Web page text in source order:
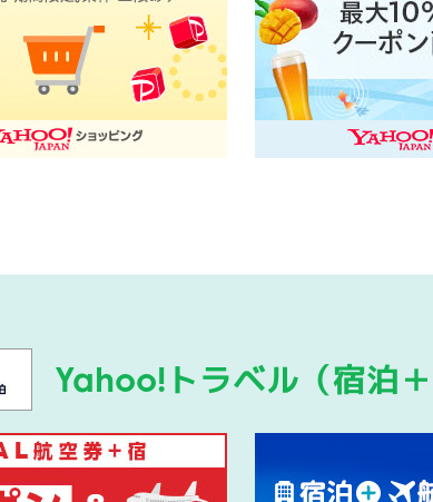
Yahoo! トラベル（宿泊